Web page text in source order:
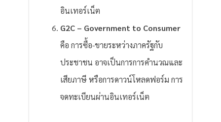
อินเทอร์เน็ต
G2C – Government to Consumer
คือ การซื้อ-ขายระหว่างภาครัฐกับ
ประชาชน อาจเป็นการการคำนวณและ
เสียภาษี หรือการดาวน์โหลดฟอร์ม การ
จดทะเบียนผ่านอินเทอร์เน็ต